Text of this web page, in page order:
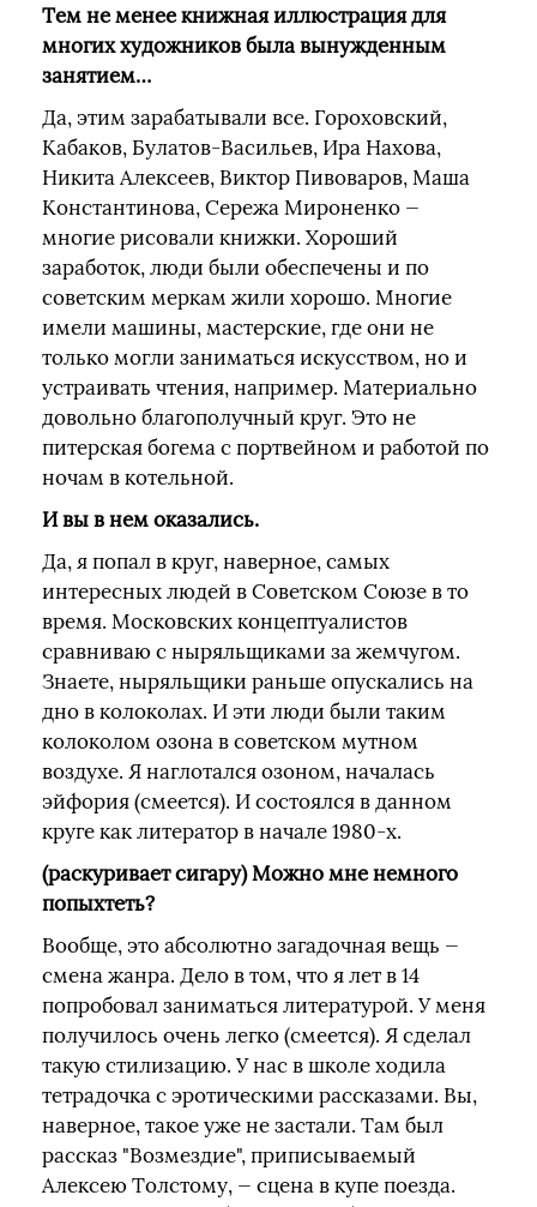
Тем не менее книжная иллюстрация для
многих художников была вынужденным
занятием…
Да, этим зарабатывали все. Гороховский,
Кабаков, Булатов-Васильев, Ира Нахова,
Никита Алексеев, Виктор Пивоваров, Маша
Константинова, Сережа Мироненко —
многие рисовали книжки. Хороший
заработок, люди были обеспечены и по
советским меркам жили хорошо. Многие
имели машины, мастерские, где они не
только могли заниматься искусством, но и
устраивать чтения, например. Материально
довольно благополучный круг. Это не
питерская богема с портвейном и работой по
ночам в котельной.
И вы в нем оказались.
Да, я попал в круг, наверное, самых
интересных людей в Советском Союзе в то
время. Московских концептуалистов
сравниваю с ныряльщиками за жемчугом.
Знаете, ныряльщики раньше опускались на
дно в колоколах. И эти люди были таким
колоколом озона в советском мутном
воздухе. Я наглотался озоном, началась
эйфория (смеется). И состоялся в данном
круге как литератор в начале 1980-х.
(раскуривает сигару) Можно мне немного
попыхтеть?
Вообще, это абсолютно загадочная вещь —
смена жанра. Дело в том, что я лет в 14
попробовал заниматься литературой. У меня
получилось очень легко (смеется). Я сделал
такую стилизацию. У нас в школе ходила
тетрадочка с эротическими рассказами. Вы,
наверное, такое уже не застали. Там был
рассказ "Возмездие", приписываемый
Алексею Толстому, — сцена в купе поезда.